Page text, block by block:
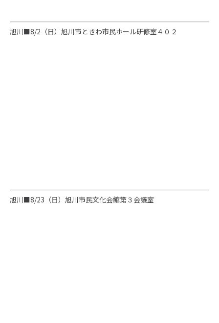
旭川■8/2（日） 旭川市ときわ市民ホール研修室４０２
旭川■8/23（日）旭川市民文化会館第３会議室